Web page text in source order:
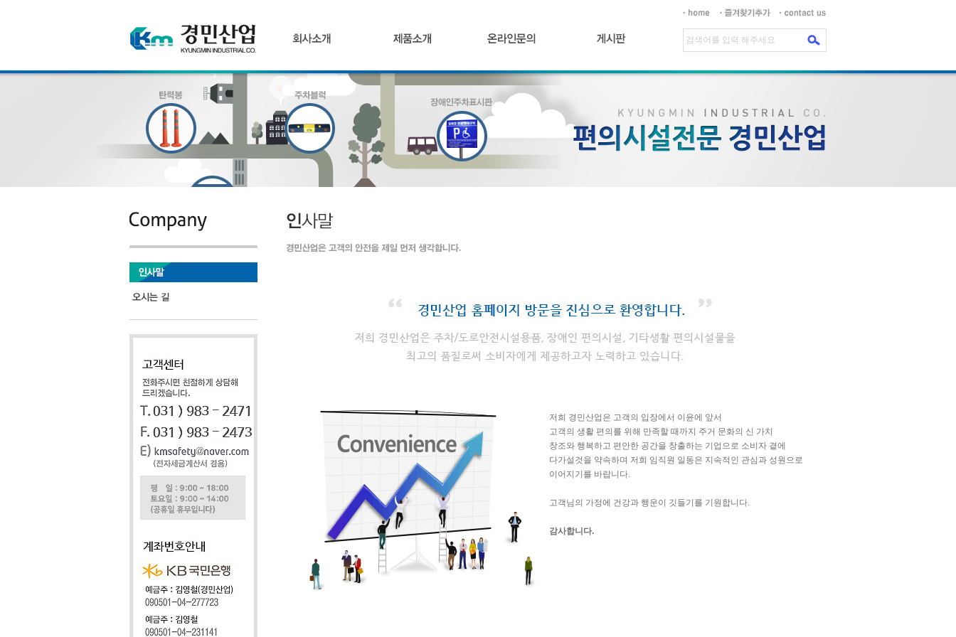
저희 경민산업은 고객의 입장에서 이윤에 앞서
고객의 생활 편의를 위해 만족할 때까지 주거 문화의 신 가치
창조와 행복하고 편안한 공간을 창출하는 기업으로 소비자 곁에
다가설것을 약속하며 저희 임직원 일동은 지속적인 관심과 성원으로
이어지기를 바랍니다.
고객님의 가정에 건강과 행운이 깃들기를 기원합니다.
감사합니다.